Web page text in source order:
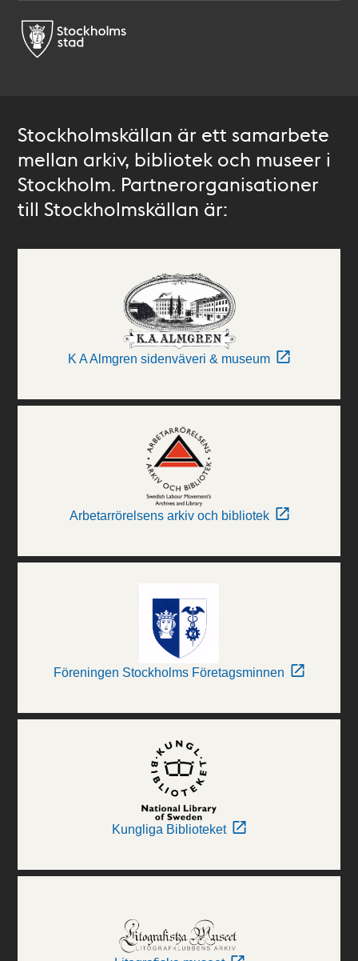
Stockholmskällan är ett samarbete
mellan arkiv, bibliotek och museer i
Stockholm. Partnerorganisationer
till Stockholmskällan är:
K A Almgren sidenväveri & museum
Arbetarrörelsens arkiv och bibliotek
Föreningen Stockholms Företagsminnen
Kungliga Biblioteket